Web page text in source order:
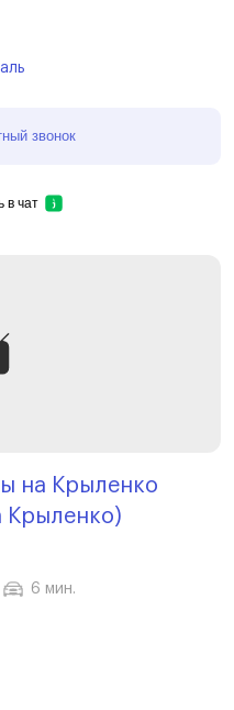
звонок
Написать в чат
на Крыленко
Крыленко)
6 мин.